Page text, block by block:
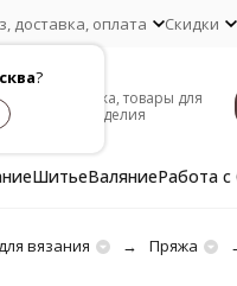
?
доставка, оплата Скидки
Пряжа, товары для
рукоделия
ШитьеВаляниеРабота
вязания Пряжа